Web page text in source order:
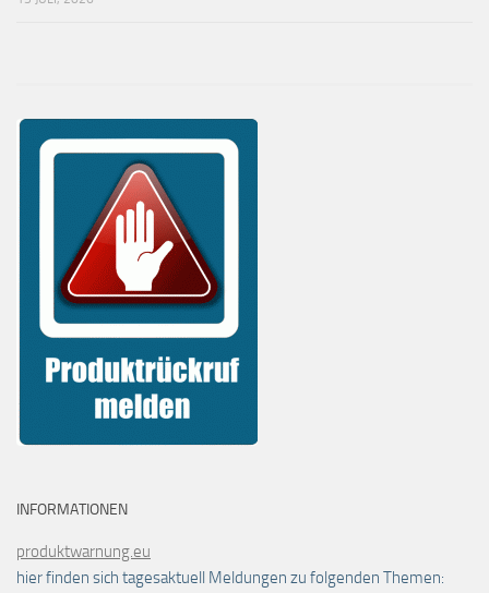
INFORMATIONEN
produktwarnung.eu
hier finden sich tagesaktuell Meldungen zu folgenden Themen: